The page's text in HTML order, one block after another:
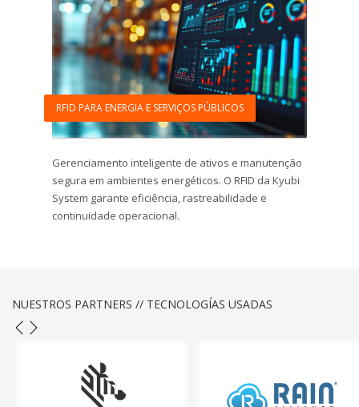
RFID PARA ENERGIA E SERVIÇOS PÚBLICOS
Gerenciamento inteligente de ativos e manutenção
segura em ambientes energéticos. O RFID da Kyubi
System garante eficiência, rastreabilidade e
continuidade operacional.
NUESTROS PARTNERS // TECNOLOGÍAS USADAS